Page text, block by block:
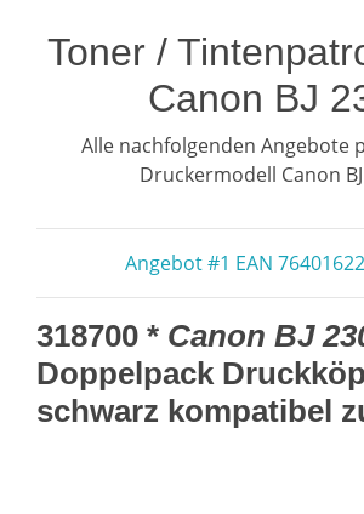
Toner /
Canon BJ
Alle nachfolgenden Angebote
Druckermodell Canon
Angebot #1 EAN
318700 * Canon BJ
Doppelpack
schwarz kompatibel